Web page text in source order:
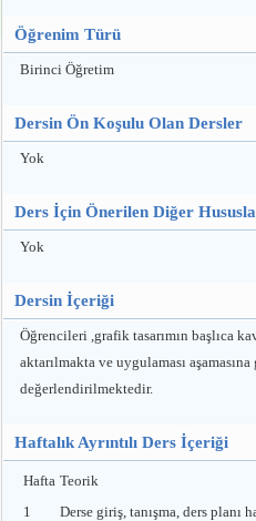
Öğrenim Türü
Birinci Öğretim
Dersin Ön Koşulu Olan Dersler
Yok
Ders İçin Önerilen Diğer
Yok
Dersin İçeriği
Öğrencileri ,grafik tasarımın başlıca
aktarılmakta ve uygulaması
değerlendirilmektedir.
Haftalık Ayrıntılı Ders İçeriği
Hafta Teorik
1
Derse giriş, tanışma, ders planı